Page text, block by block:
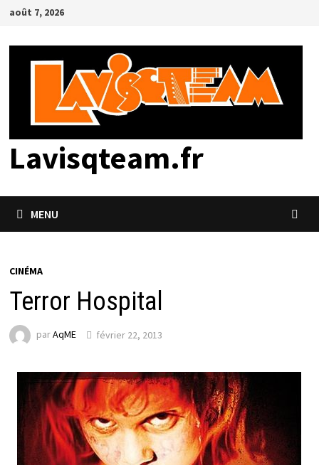
Passer
contenu
août 7, 2026
Lavisqteam.fr
MENU
CINÉMA
Terror Hospital
parAqME février 22, 2013